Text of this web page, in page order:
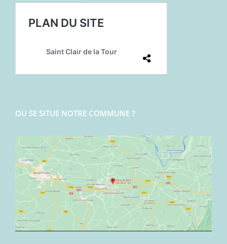
OÙ SE SITUE NOTRE COMMUNE ?